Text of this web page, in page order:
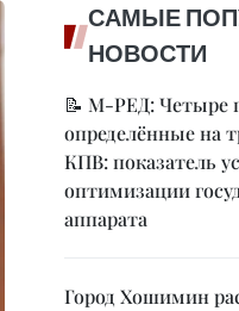
САМЫЕ
НОВОСТИ
📝 М-РЕД: Четыре
определённые на
КПВ: показатель
оптимизации
аппарата
Город Хошимин